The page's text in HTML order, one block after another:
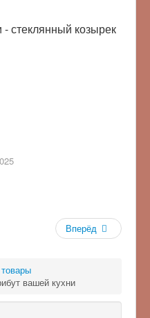
- стеклянный козырек
Вперёд
вашей кухни